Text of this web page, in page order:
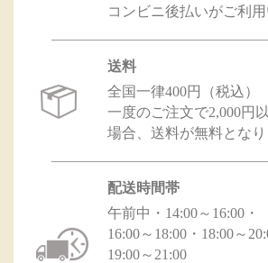
コンビニ後払いがご利用
送料
全国一律400円（税込）
一度のご注文で2,000円
場合、送料が無料となり
配送時間帯
午前中・14:00～16:00・
16:00～18:00・18:00～
19:00～21:00